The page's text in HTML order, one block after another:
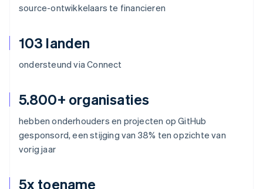
source-ontwikkelaars te financieren
103 landen
ondersteund via Connect
5.800+ organisaties
hebben onderhouders en projecten op GitHub
gesponsord, een stijging van 38% ten opzichte van
vorig jaar
5x toename